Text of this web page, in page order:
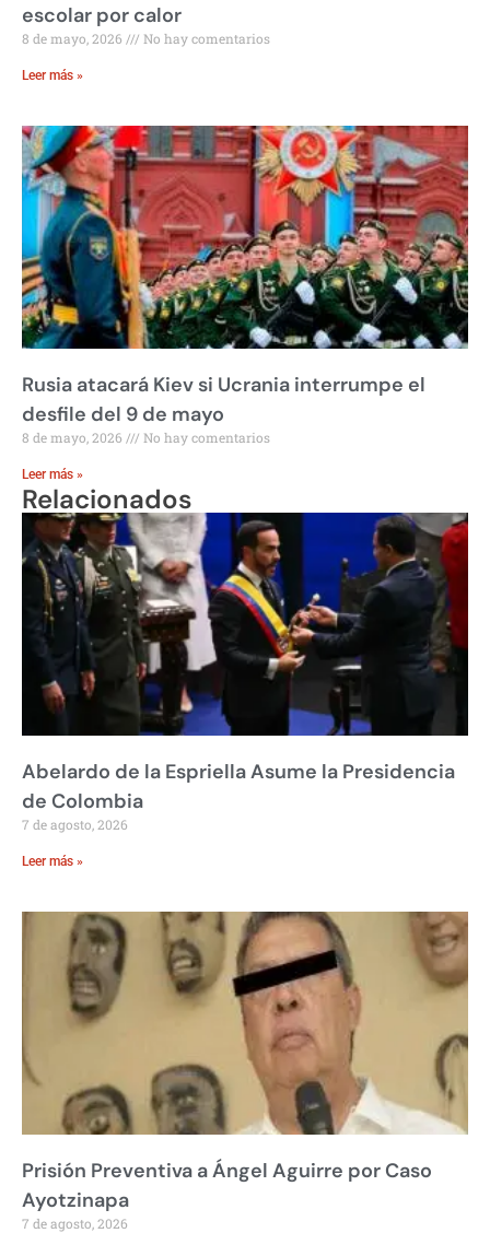
escolar por calor
8 de mayo, 2026 No hay comentarios
Leer más »
Rusia atacará Kiev si Ucrania interrumpe el
desfile del 9 de mayo
8 de mayo, 2026 No hay comentarios
Leer más »
Relacionados
Abelardo de la Espriella Asume la Presidencia
de Colombia
7 de agosto, 2026
Leer más »
Prisión Preventiva a Ángel Aguirre por Caso
Ayotzinapa
7 de agosto, 2026